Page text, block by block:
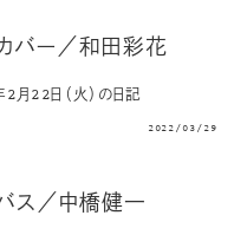
バー／和田彩花
月22日（火）の日記
2022/03/29
ス／中橋健一